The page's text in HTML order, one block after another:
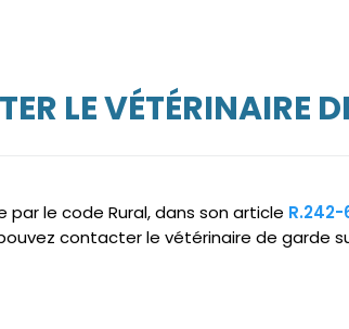
LE VÉTÉRINAIRE
le code Rural, dans son article R.242-
contacter le vétérinaire de garde sur